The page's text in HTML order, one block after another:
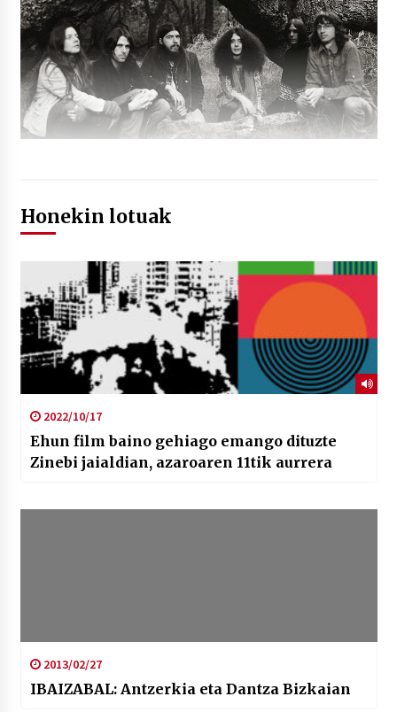
Honekin lotuak
2022/10/17
Ehun film baino gehiago emango dituzte
Zinebi jaialdian, azaroaren 11tik aurrera
2013/02/27
IBAIZABAL: Antzerkia eta Dantza Bizkaian